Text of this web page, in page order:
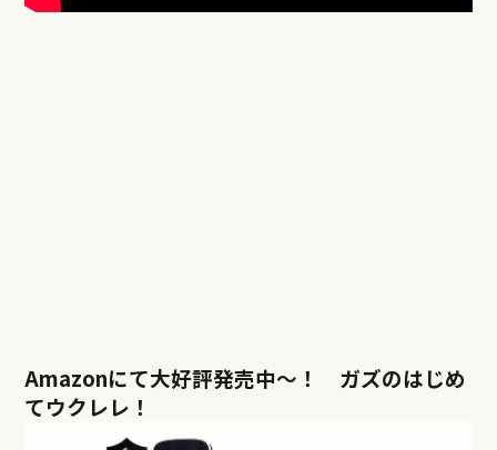
Amazonにて大好評発売中〜！ ガズのはじめ
てウクレレ！